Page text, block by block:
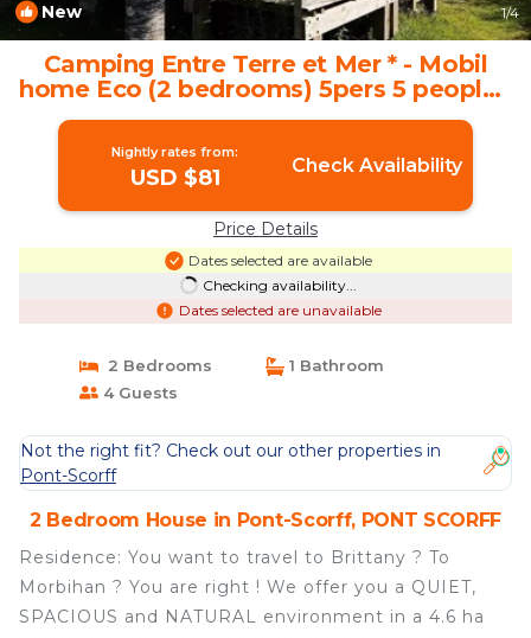
New 1/4
Camping Entre Terre et Mer * - Mobil
home Eco (2 bedrooms) 5pers 5 people |
House in PONT SCORFF
Nightly rates from:
USD $81 Check Availability
Price Details
Dates selected are available
Checking availability...
Dates selected are unavailable
2 Bedrooms
1 Bathroom
4 Guests
Not the right fit? Check out our other properties in
Pont-Scorff
2 Bedroom House in Pont-Scorff, PONT SCORFF
Residence: You want to travel to Brittany ? To
Morbihan ? You are right ! We offer you a QUIET,
SPACIOUS and NATURAL environment in a 4.6 ha